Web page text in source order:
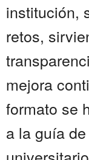
institución,
retos,
mejora
formato se
a la guía